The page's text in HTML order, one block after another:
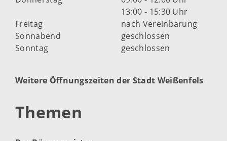
13:00 - 15:30 Uhr
Freitag
nach Vereinbarung
Sonnabend
geschlossen
Sonntag
geschlossen
Weitere Öffnungszeiten der Stadt Weißenfels
Themen